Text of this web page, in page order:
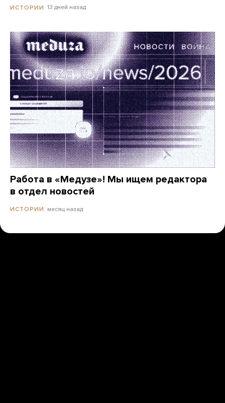
ИСТОРИИ 13 дней назад
Работа в «Медузе»! Мы ищем редактора
в отдел новостей
ИСТОРИИ месяц назад